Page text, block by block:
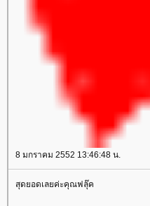
8 มกราคม 2552 13:46:48 น.
สุดยอดเลยค่ะคุณฟลุ๊ค